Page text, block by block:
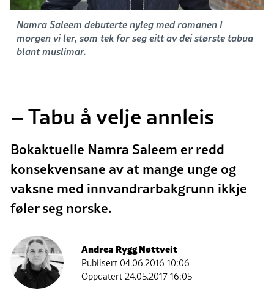
Namra Saleem debuterte nyleg med romanen I
morgen vi ler, som tek for seg eitt av dei største tabua
blant muslimar.
– Tabu å velje annleis
Bokaktuelle Namra Saleem er redd
konsekvensane av at mange unge og
vaksne med innvandrarbakgrunn ikkje
føler seg norske.
Andrea Rygg Nøttveit
Publisert04.06.2016 10:06
Oppdatert 24.05.2017 16:05